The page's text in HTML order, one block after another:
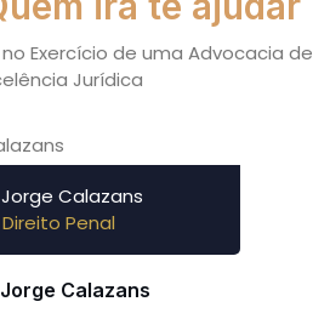
Exercício de uma Advocacia de
Jurídica
Jorge Calazans
Direito Penal
Calazans